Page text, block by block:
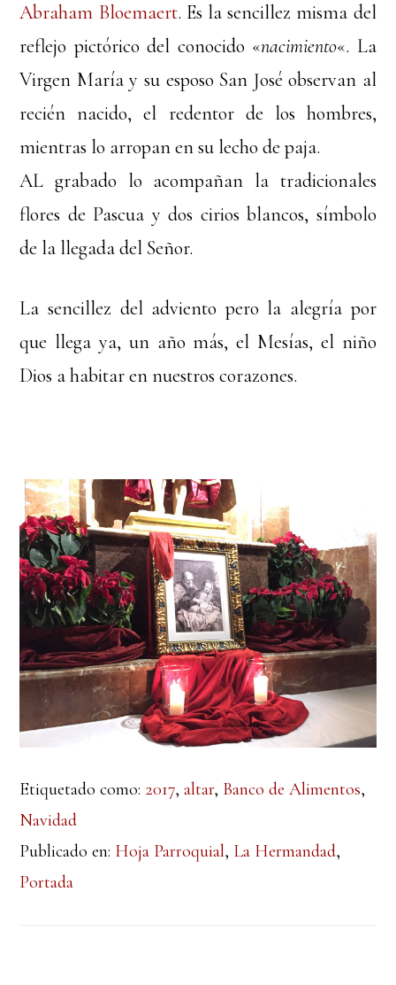
Abraham Bloemaert. Es la sencillez misma del
reflejo pictórico del conocido «nacimiento«. La
Virgen María y su esposo San José observan al
recién nacido, el redentor de los hombres,
mientras lo arropan en su lecho de paja.
AL grabado lo acompañan la tradicionales
flores de Pascua y dos cirios blancos, símbolo
de la llegada del Señor.
La sencillez del adviento pero la alegría por
que llega ya, un año más, el Mesías, el niño
Dios a habitar en nuestros corazones.
Etiquetado como: 2017,altar, Banco de Alimentos,
Navidad
Publicado en: Hoja Parroquial, La Hermandad,
Portada